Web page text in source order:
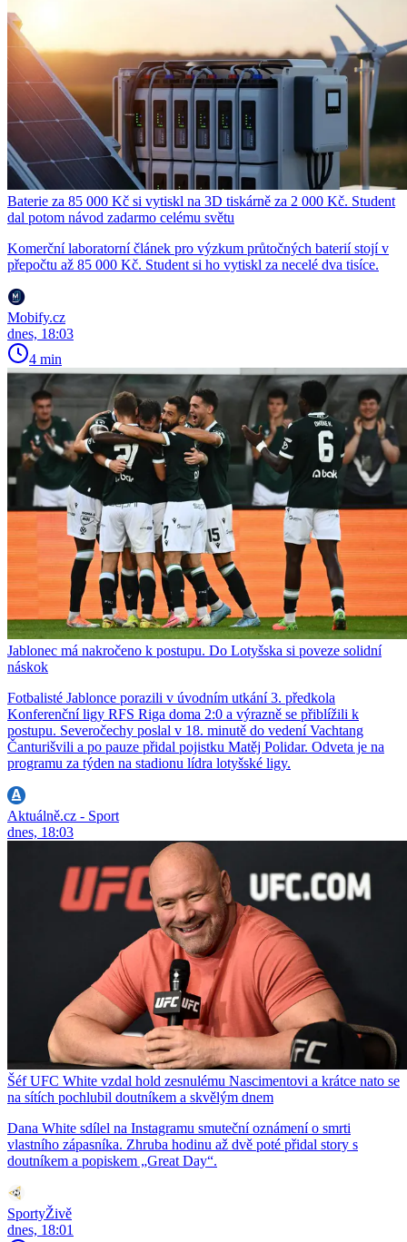
Baterie za 85 000 Kč si vytiskl na 3D tiskárně za 2 000 Kč. Student
dal potom návod zadarmo celému světu
Komerční laboratorní článek pro výzkum průtočných baterií stojí v
přepočtu až 85 000 Kč. Student si ho vytiskl za necelé dva tisíce.
Mobify.cz
dnes, 18:03
4 min
Jablonec má nakročeno k postupu. Do Lotyšska si poveze solidní
náskok
Fotbalisté Jablonce porazili v úvodním utkání 3. předkola
Konferenční ligy RFS Riga doma 2:0 a výrazně se přiblížili k
postupu. Severočechy poslal v 18. minutě do vedení Vachtang
Čanturišvili a po pauze přidal pojistku Matěj Polidar. Odveta je na
programu za týden na stadionu lídra lotyšské ligy.
Aktuálně.cz - Sport
dnes, 18:03
Šéf UFC White vzdal hold zesnulému Nascimentovi a krátce nato se
na sítích pochlubil doutníkem a skvělým dnem
Dana White sdílel na Instagramu smuteční oznámení o smrti
vlastního zápasníka. Zhruba hodinu až dvě poté přidal story s
doutníkem a popiskem „Great Day“.
SportyŽivě
dnes, 18:01